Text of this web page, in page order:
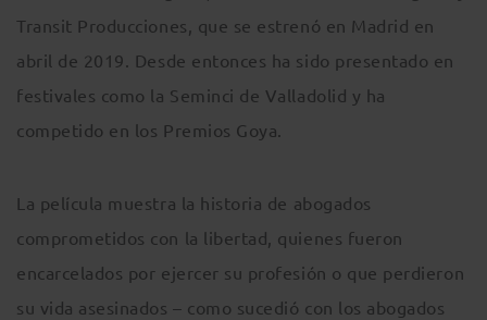
Transit Producciones, que se estrenó en Madrid en
abril de 2019. Desde entonces ha sido presentado en
festivales como la Seminci de Valladolid y ha
competido en los Premios Goya.
La película muestra la historia de abogados
comprometidos con la libertad, quienes fueron
encarcelados por ejercer su profesión o que perdieron
su vida asesinados – como sucedió con los abogados